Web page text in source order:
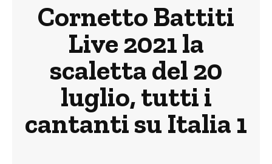
Cornetto Battiti
Live 2021 la
scaletta del 20
luglio, tutti i
cantanti su Italia 1